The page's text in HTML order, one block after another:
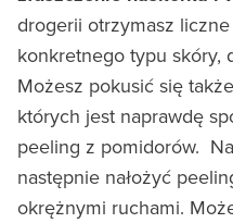
drogerii otrzymasz
konkretnego typu skóry,
Możesz pokusić się
których jest naprawdę
peeling z pomidorów.
następnie nałożyć
okrężnymi ruchami.